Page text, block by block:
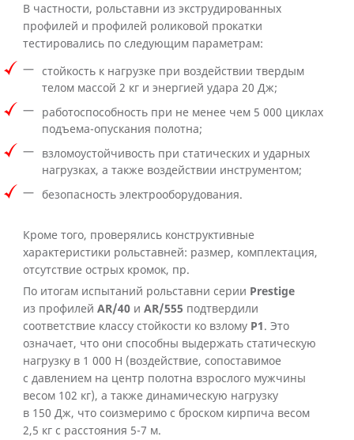
В частности, рольставни из экструдированных
профилей и профилей роликовой прокатки
тестировались по следующим параметрам:
стойкость к нагрузке при воздействии твердым
телом массой 2 кг и энергией удара 20 Дж;
работоспособность при не менее чем 5 000 циклах
подъема-опускания полотна;
взломоустойчивость при статических и ударных
нагрузках, а также воздействии инструментом;
безопасность электрооборудования.
Кроме того, проверялись конструктивные
характеристики рольставней: размер, комплектация,
отсутствие острых кромок, пр.
По итогам испытаний рольставни серии Prestige
из профилей AR/40 и AR/555 подтвердили
соответствие классу стойкости ко взлому Р1. Это
означает, что они способны выдержать статическую
нагрузку в 1 000 Н (воздействие, сопоставимое
с давлением на центр полотна взрослого мужчины
весом 102 кг), а также динамическую нагрузку
в 150 Дж, что соизмеримо с броском кирпича весом
2,5 кг с расстояния 5-7 м.